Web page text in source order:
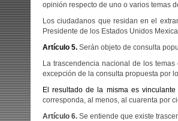
opinión respecto de uno o varios temas
Los ciudadanos que residan en el
Presidente de los Estados Unidos
Artículo 5. Serán objeto de consulta
La trascendencia nacional de los
excepción de la consulta propuesta por
El resultado de la misma es vinculante
corresponda, al menos, al cuarenta por
Artículo 6. Se entiende que existe